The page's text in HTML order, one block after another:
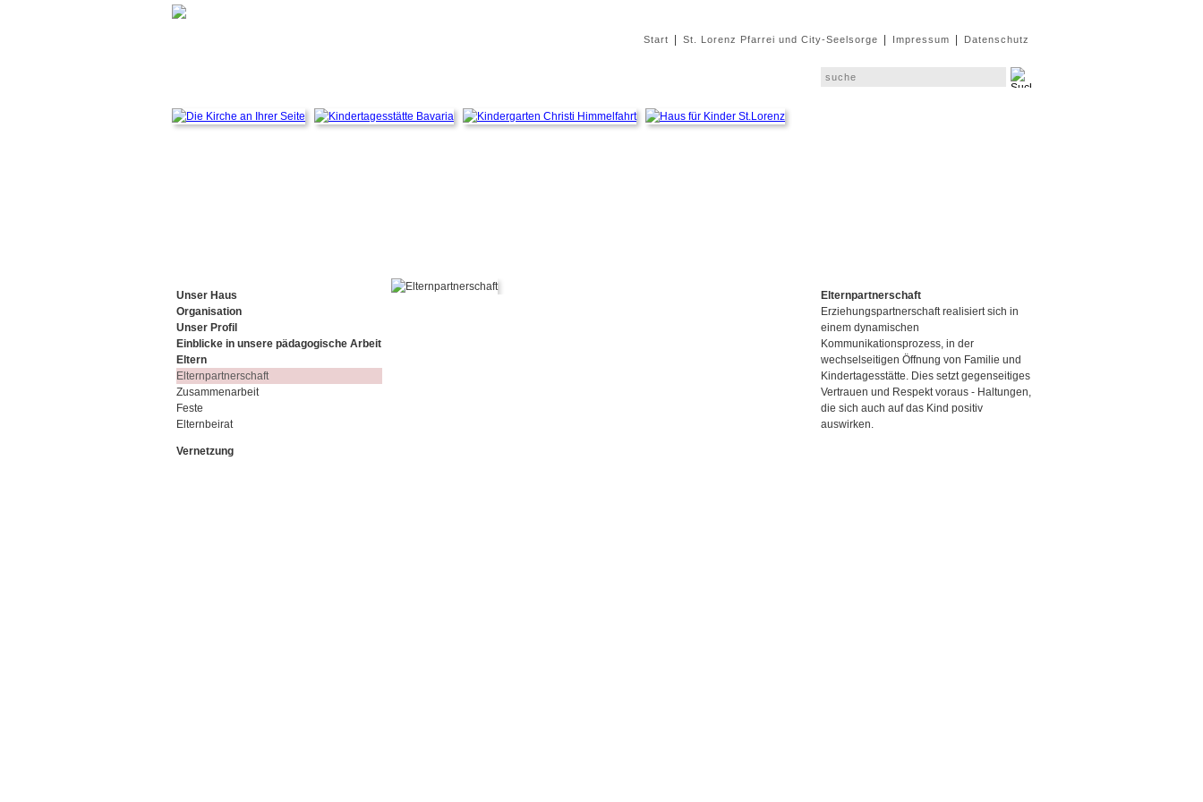
Start St. Lorenz Pfarrei und City-Seelsorge Impressum Datenschutz
Unser Haus
Organisation
Unser Profil
Einblicke in unsere pädagogische Arbeit
Eltern
Elternpartnerschaft
Zusammenarbeit
Feste
Elternbeirat
Vernetzung
Elternpartnerschaft
Erziehungspartnerschaft realisiert sich in
einem dynamischen
Kommunikationsprozess, in der
wechselseitigen Öffnung von Familie und
Kindertagesstätte. Dies setzt gegenseitiges
Vertrauen und Respekt voraus - Haltungen,
die sich auch auf das Kind positiv
auswirken.